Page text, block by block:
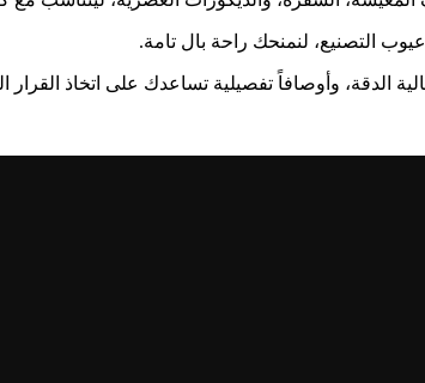
الدقة، وأوصافاً تفصيلية تساعدك على اتخاذ